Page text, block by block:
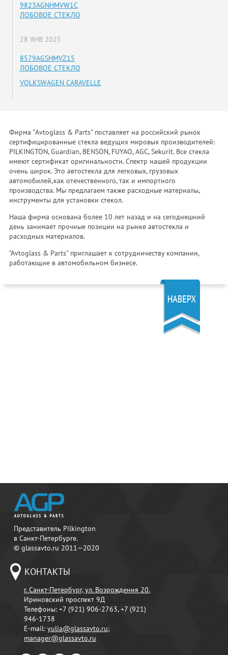
9823AGNHMVW1C
ЛОБОВОЕ СТЕКЛО
28 ЯНВ 2025
8579AGSHMVZ15
ЛОБОВОЕ СТЕКЛО
VOLKSWAGEN CARAVELLE
Фирма "Avtoglass & Parts" поставляет на российский рынок
сертифицированные стекла ведущих мировых производителей:
PILKINGTON, Guardian, BENSON, FUYAO, AGC, Sekurit. Все стекла
имеют сертификат оригинальности. Спектр нашей продукции
очень широк. Это автостекла для легковых, грузовых
автомобилей,как отечественного, так и импортного
производства. Мы предлагаем также расходные материалы,
инструменты для установки стекол.
Наша фирма основана более 10 лет назад и на сегодняшний
день занимает прочные позиции на рынке автостекла и
расходных материалов.
"Avtoglass & Parts" приглашает к сотрудничеству компании,
работающие в автомобильном бизнесе.
Представитель Pilkington
в Санкт-Петербурге.
© glassavto.ru 2011—2020
КОНТАКТЫ
г. Санкт-Петербург, ул. Возрождения 20.
Ириновский проспект 9Д
Телефоны:+7 (921) 906-2763, +7 (921)
946-1738
E-mail:yulia@glassavto.ru;
manager@glassavto.ru